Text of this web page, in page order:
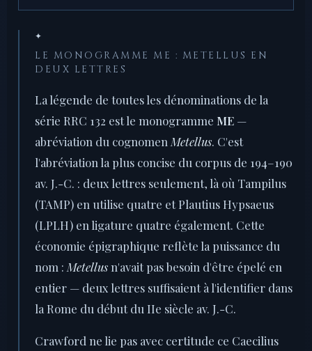
✦
LE MONOGRAMME ME : METELLUS EN
DEUX LETTRES
La légende de toutes les dénominations de la
série RRC 132 est le monogramme ME —
abréviation du cognomen Metellus. C'est
l'abréviation la plus concise du corpus de 194–190
av. J.-C. : deux lettres seulement, là où Tampilus
(TAMP) en utilise quatre et Plautius Hypsaeus
(LPLH) en ligature quatre également. Cette
économie épigraphique reflète la puissance du
nom : Metellusn'avait pas besoin d'être épelé en
entier — deux lettres suffisaient à l'identifier dans
la Rome du début du IIe siècle av. J.-C.
Crawford ne lie pas avec certitude ce Caecilius